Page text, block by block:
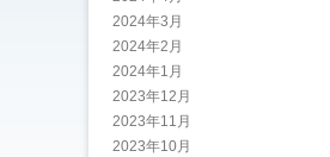
2024年3月
2024年2月
2024年1月
2023年12月
2023年11月
2023年10月